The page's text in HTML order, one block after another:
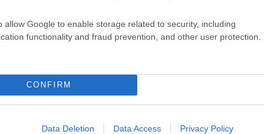
allow Google to enable storage related to security, including
functionality and fraud prevention, and other user protection.
CONFIRM
Data Deletion Data Access Privacy Policy